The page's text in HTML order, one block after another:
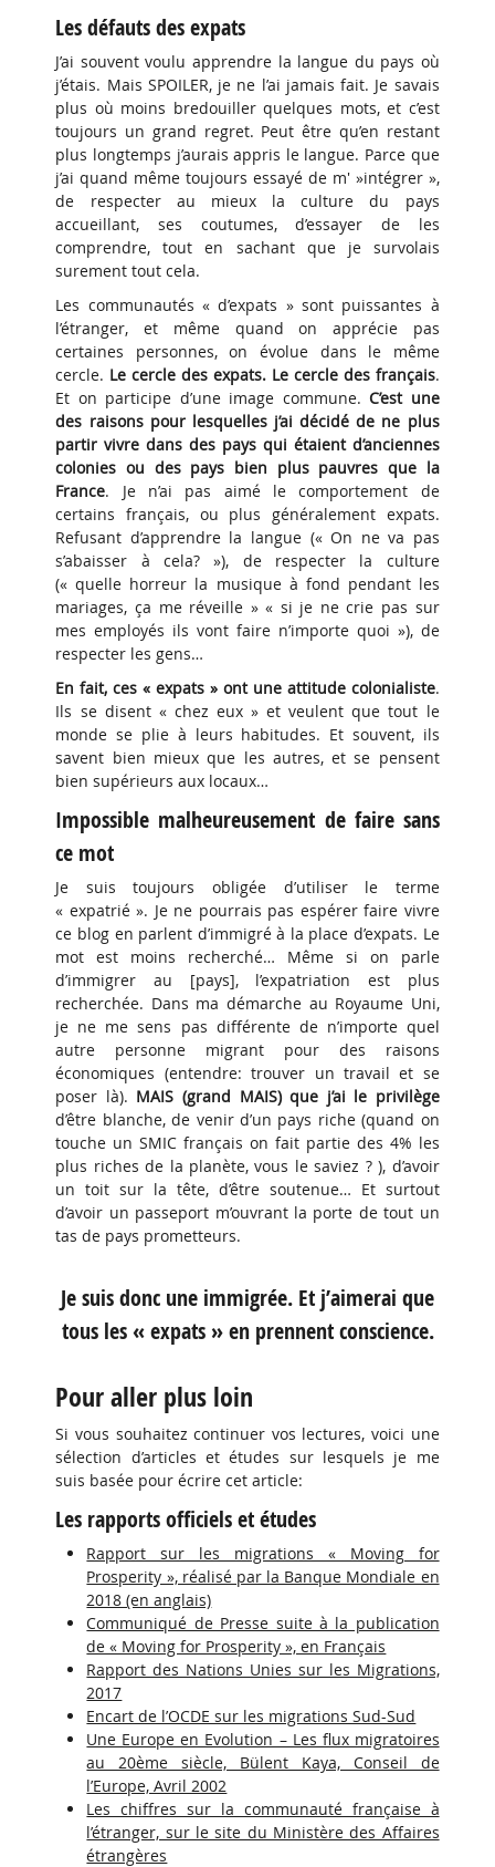
Les défauts des expats
J’ai souvent voulu apprendre la langue du pays où
j’étais. Mais SPOILER, je ne l’ai jamais fait. Je savais
plus où moins bredouiller quelques mots, et c’est
toujours un grand regret. Peut être qu’en restant
plus longtemps j’aurais appris le langue. Parce que
j’ai quand même toujours essayé de m' »intégrer »,
de respecter au mieux la culture du pays
accueillant, ses coutumes, d’essayer de les
comprendre, tout en sachant que je survolais
surement tout cela.
Les communautés « d’expats » sont puissantes à
l’étranger, et même quand on apprécie pas
certaines personnes, on évolue dans le même
cercle. Le cercle des expats. Le cercle des français.
Et on participe d’une image commune.C’est une
des raisons pour lesquelles j’ai décidé de ne plus
partir vivre dans des pays qui étaient d’anciennes
colonies ou des pays bien plus pauvres que la
France. Je n’ai pas aimé le comportement de
certains français, ou plus généralement expats.
Refusant d’apprendre la langue (« On ne va pas
s’abaisser à cela? »), de respecter la culture
(« quelle horreur la musique à fond pendant les
mariages, ça me réveille » « si je ne crie pas sur
mes employés ils vont faire n’importe quoi »), de
respecter les gens…
En fait, ces « expats » ont une attitude colonialiste.
Ils se disent « chez eux » et veulent que tout le
monde se plie à leurs habitudes. Et souvent, ils
savent bien mieux que les autres, et se pensent
bien supérieurs aux locaux…
Impossible malheureusement de faire sans
ce mot
Je suis toujours obligée d’utiliser le terme
« expatrié ». Je ne pourrais pas espérer faire vivre
ce blog en parlent d’immigré à la place d’expats. Le
mot est moins recherché… Même si on parle
d’immigrer au [pays], l’expatriation est plus
recherchée. Dans ma démarche au Royaume Uni,
je ne me sens pas différente de n’importe quel
autre personne migrant pour des raisons
économiques (entendre: trouver un travail et se
poser là). MAIS (grand MAIS) que j’ai le privilège
d’être blanche, de venir d’un pays riche (quand on
touche un SMIC français on fait partie des 4% les
plus riches de la planète, vous le saviez ? ), d’avoir
un toit sur la tête, d’être soutenue… Et surtout
d’avoir un passeport m’ouvrant la porte de tout un
tas de pays prometteurs.
Je suis donc une immigrée. Et j’aimerai que
tous les « expats » en prennent conscience.
Pour aller plus loin
Si vous souhaitez continuer vos lectures, voici une
sélection d’articles et études sur lesquels je me
suis basée pour écrire cet article:
Les rapports officiels et études
Rapport sur les migrations « Moving for
Prosperity », réalisé par la Banque Mondiale en
2018 (en anglais)
Communiqué de Presse suite à la publication
de « Moving for Prosperity », en Français
Rapport des Nations Unies sur les Migrations,
2017
Encart de l’OCDE sur les migrations Sud-Sud
Une Europe en Evolution – Les flux migratoires
au 20ème siècle, Bülent Kaya, Conseil de
l’Europe, Avril 2002
Les chiffres sur la communauté française à
l’étranger, sur le site du Ministère des Affaires
étrangères